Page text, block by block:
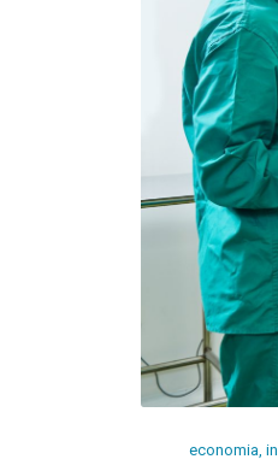
economia,